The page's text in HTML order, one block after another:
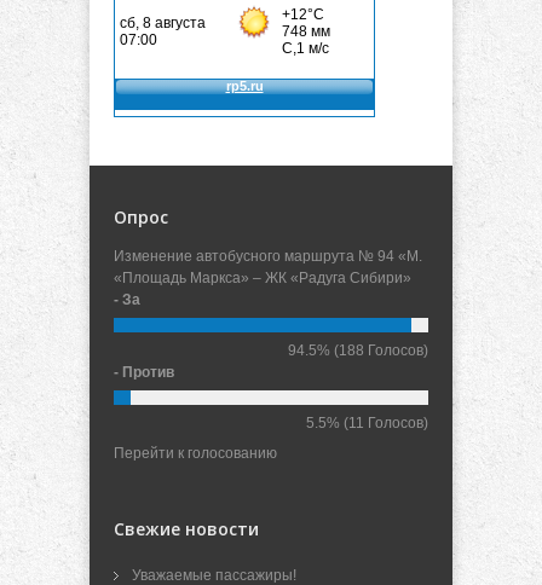
Опрос
Изменение автобусного маршрута № 94 «М.
«Площадь Маркса» – ЖК «Радуга Сибири»
- За
94.5% (188 Голосов)
- Против
5.5% (11 Голосов)
Перейти к голосованию
Свежие новости
Уважаемые пассажиры!